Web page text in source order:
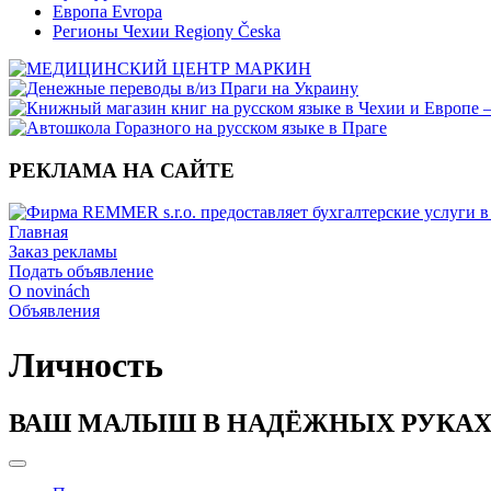
Европа Evropa
Регионы Чехии Regiony Česka
РЕКЛАМА НА САЙТЕ
Главная
Заказ рекламы
Подать объявление
O novinách
Объявления
Личность
ВАШ МАЛЫШ В НАДЁЖНЫХ РУКАХ